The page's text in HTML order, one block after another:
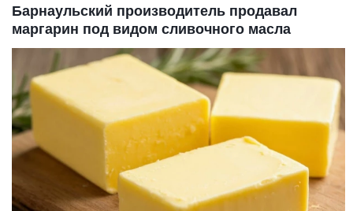
Барнаульский производитель продавал
маргарин под видом сливочного масла